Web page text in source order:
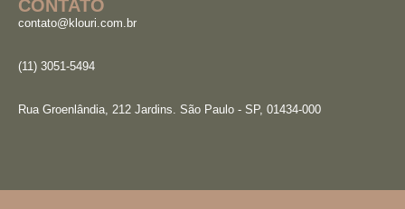
CONTATO
contato@klouri.com.br
(11) 3051-5494
Rua Groenlândia, 212 Jardins. São Paulo - SP, 01434-000